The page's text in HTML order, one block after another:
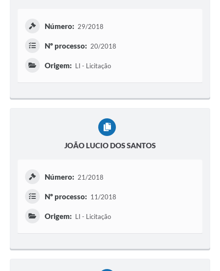
Número: 29/2018
Nº processo: 20/2018
Origem: LI - Licitação
JOÃO LUCIO DOS SANTOS
Número: 21/2018
Nº processo: 11/2018
Origem: LI - Licitação